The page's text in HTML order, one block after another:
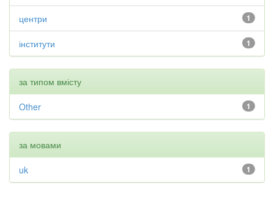
1
центри
1
інститути
за типом вмісту
1
Other
за мовами
1
uk